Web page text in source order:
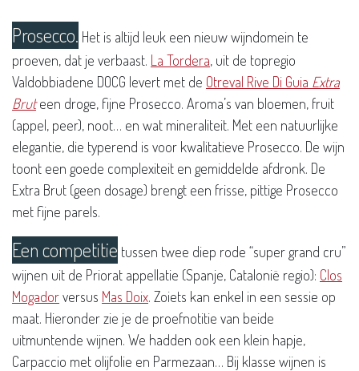
Prosecco. Het is altijd leuk een nieuw wijndomein te
proeven, dat je verbaast. La Tordera, uit de topregio
Valdobbiadene DOCG levert met de Otreval Rive Di Guia Extra
Bruteen droge, fijne Prosecco. Aroma’s van bloemen, fruit
(appel, peer), noot… en wat mineraliteit. Met een natuurlijke
elegantie, die typerend is voor kwalitatieve Prosecco. De wijn
toont een goede complexiteit en gemiddelde afdronk. De
Extra Brut (geen dosage) brengt een frisse, pittige Prosecco
met fijne parels.
Een competitie tussen twee diep rode “super grand cru”
wijnen uit de Priorat appellatie (Spanje, Catalonië regio): Clos
Mogadorversus Mas Doix. Zoiets kan enkel in een sessie op
maat. Hieronder zie je de proefnotitie van beide
uitmuntende wijnen. We hadden ook een klein hapje,
Carpaccio met olijfolie en Parmezaan… Bij klasse wijnen is